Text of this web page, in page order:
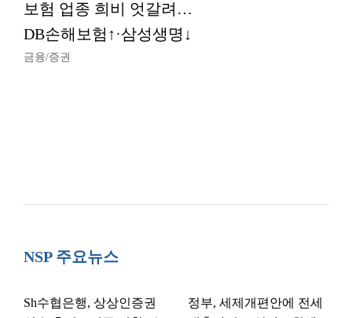
보험 업종 희비 엇갈려…
DB손해보험↑·삼성생명↓
금융/증권
NSP 주요뉴스
Sh수협은행, 상상인증권
정부, 세제개편안에 전세